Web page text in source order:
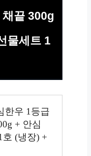
끝 300g
물세트 1
한우 1등급
+ 안심
호 (냉장) +